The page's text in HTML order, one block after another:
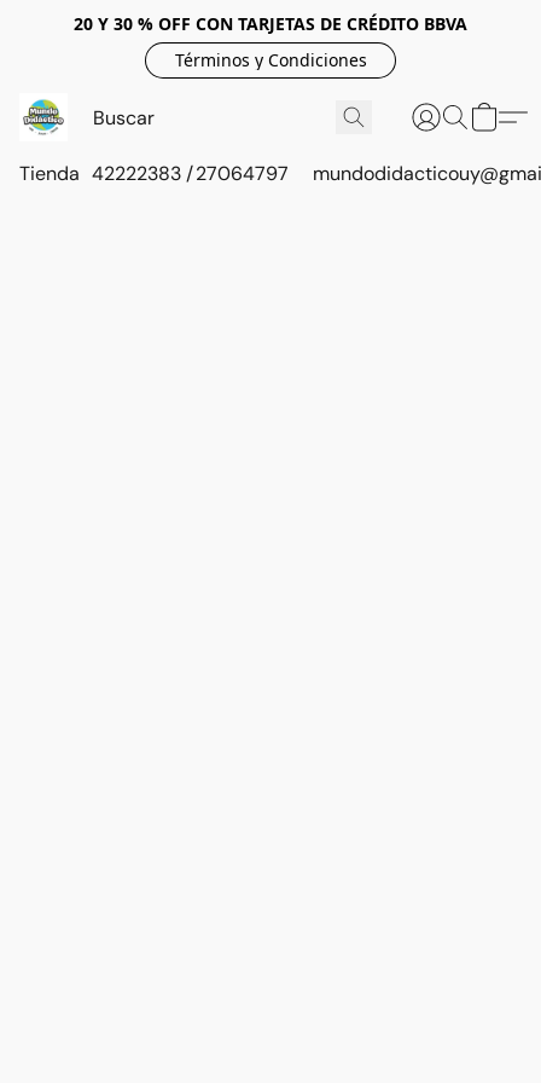
20 Y 30 % OFF CON TARJETAS DE CRÉDITO BBVA
Términos y Condiciones
Tienda 42222383 / 27064797